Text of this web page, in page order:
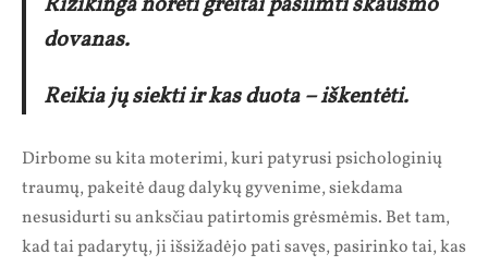
dovanas.
Reikia jų siekti ir kas duota – iškentėti.
Dirbome su kita moterimi, kuri patyrusi psichologinių
traumų, pakeitė daug dalykų gyvenime, siekdama
nesusidurti su anksčiau patirtomis grėsmėmis. Bet tam,
kad tai padarytų, ji išsižadėjo pati savęs, pasirinko tai, kas